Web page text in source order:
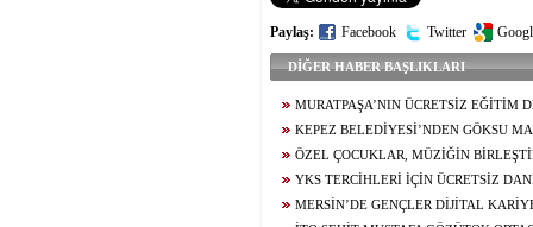
Paylaş: Facebook Twitter
DİĞER HABER BAŞLIKLARI
MURATPAŞA’NIN ÜCRETSİZ EĞİTİM
BAŞARISI
KEPEZ BELEDİYESİ’NDEN GÖKSU
KREŞÖZEL ÇOCUKLAR, MÜZİĞİN
BULUŞTU
YKS TERCİHLERİ İÇİN ÜCRETSİZ
SÜRÜYOR
MERSİN’DE GENÇLER DİJİTAL